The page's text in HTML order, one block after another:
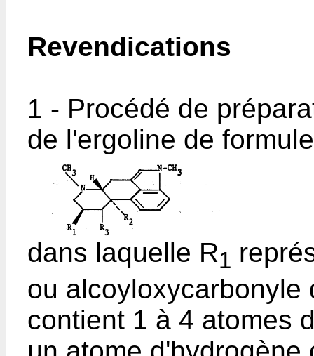
Revendications
1 - Procédé de
de l'ergoline de
dans laquelle R1
ou alcoyloxycarbonyle
contient 1 à 4 atomes